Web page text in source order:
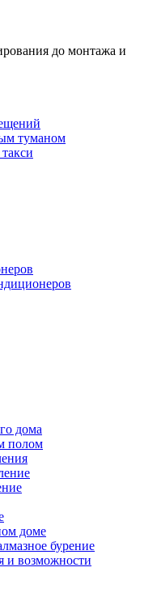
до монтажа и
туманом
дома
полом
доме
бурение
и возможности